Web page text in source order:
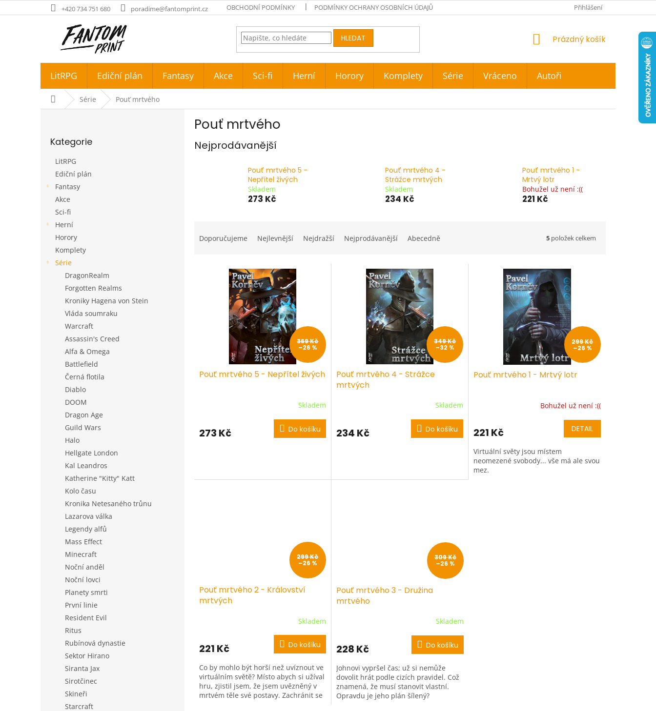
na
+420 734 751 680 poradime@fantomprint.cz OBCHODNÍ PODMÍNKY PODMÍNKY OCHRANY OSOBNÍCH ÚDAJŮ Přihlášení
HLEDAT
NÁKUPNÍ
Prázdný košík
LitRPG Ediční plán Fantasy Akce Sci-fi Herní Horory Komplety Série Vráceno Autoři
Domů Série Pouť mrtvého
kategorie
Kategorie
LitRPG
Ediční plán
Fantasy
Akce
Sci-fi
Herní
Horory
Komplety
Série
DragonRealm
Forgotten Realms
Kroniky Hagena von Stein
Vláda soumraku
Warcraft
Assassin's Creed
Alfa & Omega
Battlefield
Černá flotila
Diablo
DOOM
Dragon Age
Guild Wars
Halo
Hellgate London
Kal Leandros
Katherine "Kitty" Katt
Kolo času
Kronika Netesaného trůnu
Lazarova válka
Legendy alfů
Mass Effect
Minecraft
Noční anděl
Noční lovci
Planety smrti
První linie
Resident Evil
Ritus
Rubínová dynastie
Sektor Hirano
Siranta Jax
Sirotčinec
Skineři
Starcraft
Pouť mrtvého
Nejprodávanější
Pouť mrtvého 5 -
Nepřítel živých
Skladem
273 Kč
Pouť mrtvého 4 -
Strážce mrtvých
Skladem
234 Kč
Pouť mrtvého 1 -
Mrtvý lotr
Bohužel už není :((
221 Kč
aDoporučujeme Nejlevnější Nejdražší Nejprodávanější Abecedně 5 položek celkem
369 Kč
–26 %
Pouť mrtvého 5 - Nepřítel živých
Skladem
273 Kč Do košíku
349 Kč
–32 %
Pouť mrtvého 4 - Strážce
mrtvých
Skladem
234 Kč Do košíku
299 Kč
–26 %
Pouť mrtvého 1 - Mrtvý lotr
Bohužel už není :((
221 Kč DETAIL
Virtuální světy jsou místem
neomezené svobody... vše má ale svou
mez.
299 Kč
–26 %
Pouť mrtvého 2 - Království
mrtvých
Skladem
221 Kč Do košíku
Co by mohlo být horší než uvíznout ve
virtuálním světě? Místo abych si užíval
hru, zjistil jsem, že jsem uvězněný v
mrtvém těle své postavy. Zachránit se
309 Kč
–26 %
Pouť mrtvého 3 - Družina
mrtvého
Skladem
228 Kč Do košíku
Johnovi vypršel čas; už si nemůže
dovolit hrát podle cizích pravidel. Což
znamená, že musí stanovit vlastní.
Opravdu je jeho plán šílený?